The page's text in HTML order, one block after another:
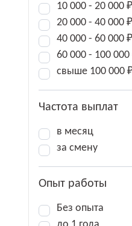
10 000 - 20 000 ₽
20 000 - 40 000 ₽
40 000 - 60 000 ₽
60 000 - 100 000
свыше 100 000
Частота выплат
в месяц
за смену
Опыт работы
Без опыта